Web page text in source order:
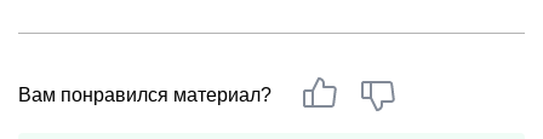
Вам понравился материал?